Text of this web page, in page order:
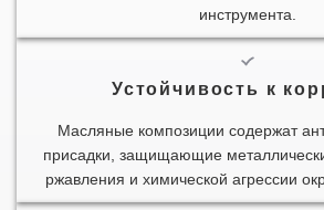
инструмента.
Устойчивость к
Масляные композиции содержат
присадки, защищающие
ржавления и химической агрессии